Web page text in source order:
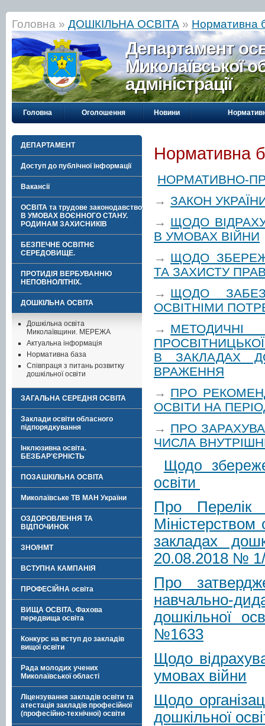
Головна » ДОШКІЛЬНА ОСВІТА » Нормативна
Департамент
Миколаївської
адміністрації
Головна Оголошення Новини
ДЕПАРТАМЕНТ
Доступ до публічної інформації
Вакансії
ОСВІТА та трудове законодавство
В УМОВАХ ВОЄННОГО СТАНУ.
РОДИНАМ ЗАХИСНИКІВ
БЕЗПЕЧНЕ ОСВІТНЄ
СЕРЕДОВИЩЕ.
ПРОТИДІЯ ВЕРБУВАННЮ
НЕПОВНОЛІТНІХ.
ДОШКІЛЬНА ОСВІТА
Дошкільна освіта
Миколаївщини. МЕРЕЖА
Актуальна інформація
Нормативна база
Співпраця з питань розвитку
дошкільної освіти
ЗАГАЛЬНА СЕРЕДНЯ ОСВІТА
Заклади освіти обласного
підпорядкування
Інклюзивна освіта.
БЕЗБАР'ЄРНІСТЬ
ПОЗАШКІЛЬНА ОСВІТА
Миколаївське ТВ МАН України
ОЗДОРОВЛЕННЯ ТА
ВІДПОЧИНОК
ЗНО/НМТ
ВСТУПНА КАМПАНІЯ
ПРОФЕСІЙНА освіта
ВИЩА ОСВІТА. Фахова
передвища освіта
Конкурс на вступ до закладів
вищої освіти
Рада молодих учених
Миколаївської області
Ліцензування закладів освіти та
атестація закладів професійної
(професійно-технічної) освіти
Нормативна
НОРМАТИВНО-
→ ЗАКОН
→ ЩОДО
В УМОВАХ ВІЙНИ
→ ЩОДО
ТА ЗАХИСТУ
→ ЩОДО
ОСВІТНІМИ
→
В ЗАКЛАДАХ
ВРАЖЕННЯ
→ ПРО
ОСВІТИ НА
→ ПРО
ЧИСЛА
Щодо
освіти
Про Перелік
Міністерством
закладах
20.08.2018 №
Про
навчально-
дошкільної
№1633
Щодо
умовах війни
Щодо
дошкільної